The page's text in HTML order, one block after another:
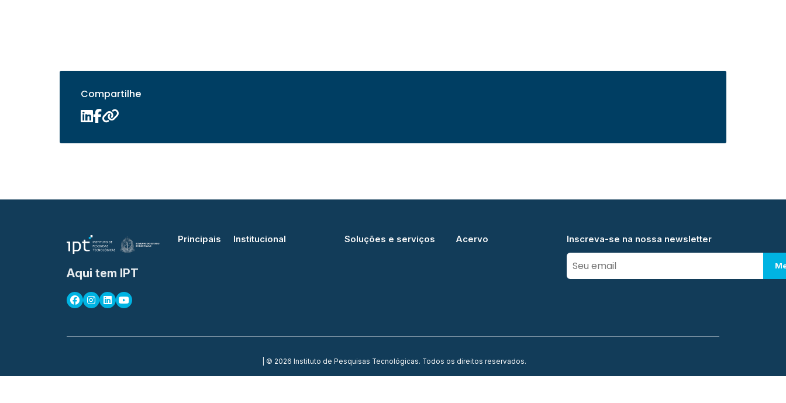
Compartilhe
Aqui tem IPT
Principais Institucional Soluções e serviços Acervo Inscreva-se na nossa newsletter
| © 2026 Instituto de Pesquisas Tecnológicas. Todos os direitos reservados.